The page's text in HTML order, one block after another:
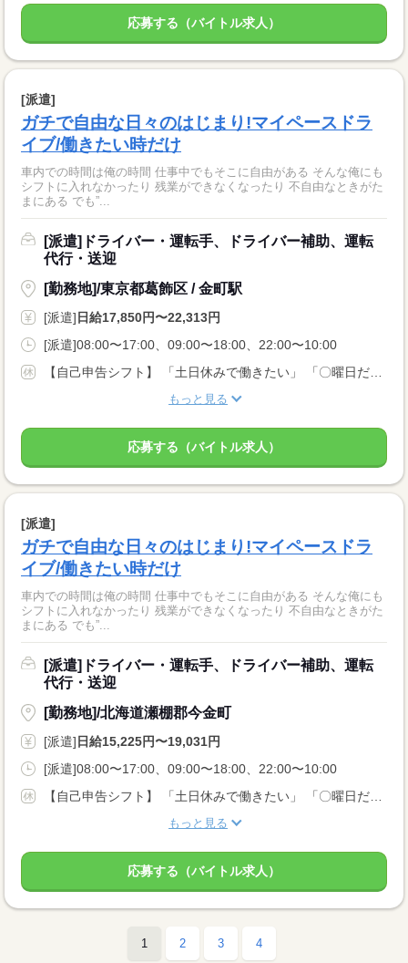
応募する（バイトル求人）
[派遣]
ガチで自由な日々のはじまり!マイペースドラ
イブ/働きたい時だけ
車内での時間は俺の時間 仕事中でもそこに自由がある そんな俺にも
シフトに入れなかったり 残業ができなくなったり 不自由なときがた
まにある でも”...
[派遣]ドライバー・運転手、ドライバー補助、運転
代行・送迎
[勤務地]/東京都葛飾区 / 金町駅
[派遣]日給17,850円〜22,313円
[派遣]08:00〜17:00、09:00〜18:00、22:00〜10:00
もっと見る
応募する（バイトル求人）
[派遣]
ガチで自由な日々のはじまり!マイペースドラ
イブ/働きたい時だけ
車内での時間は俺の時間 仕事中でもそこに自由がある そんな俺にも
シフトに入れなかったり 残業ができなくなったり 不自由なときがた
まにある でも”...
[派遣]ドライバー・運転手、ドライバー補助、運転
代行・送迎
[勤務地]/北海道瀬棚郡今金町
[派遣]日給15,225円〜19,031円
[派遣]08:00〜17:00、09:00〜18:00、22:00〜10:00
もっと見る
応募する（バイトル求人）
1 2 3 4